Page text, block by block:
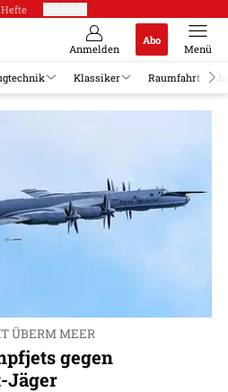
Hefte
Anmelden
Abo
Menü
Klassiker Raumfahrt
ÜBERM MEER
gegen
Jäger